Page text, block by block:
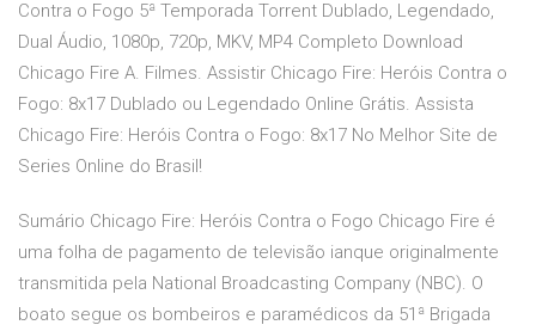
Contra o Fogo 5ª Temporada Torrent Dublado, Legendado,
Dual Áudio, 1080p, 720p, MKV, MP4 Completo Download
Chicago Fire A. Filmes. Assistir Chicago Fire: Heróis Contra o
Fogo: 8x17 Dublado ou Legendado Online Grátis. Assista
Chicago Fire: Heróis Contra o Fogo: 8x17 No Melhor Site de
Series Online do Brasil!
Sumário Chicago Fire: Heróis Contra o Fogo Chicago Fire é
uma folha de pagamento de televisão ianque originalmente
transmitida pela National Broadcasting Company (NBC). O
boato segue os bombeiros e paramédicos da 51ª Brigada